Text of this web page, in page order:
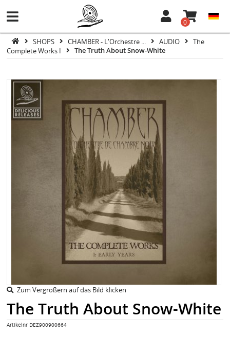
0
SHOPS CHAMBER - L'Orchestre ... AUDIO
The
Complete Works I
The Truth About Snow-White
Zum Vergrößern auf das Bild klicken
The Truth About Snow-White
Artikelnr DEZ900900664